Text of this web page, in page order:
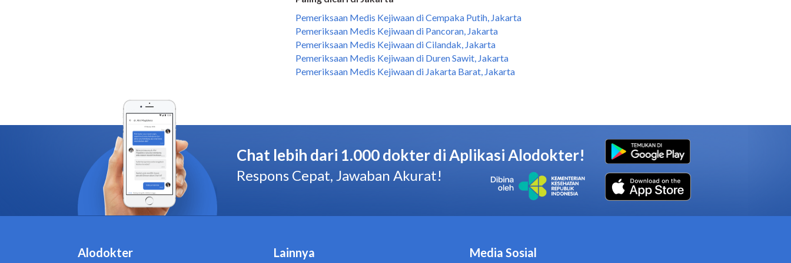
Pemeriksaan Medis Kejiwaan di Cempaka Putih, Jakarta
Pemeriksaan Medis Kejiwaan di Pancoran, Jakarta
Pemeriksaan Medis Kejiwaan di Cilandak, Jakarta
Pemeriksaan Medis Kejiwaan di Duren Sawit, Jakarta
Pemeriksaan Medis Kejiwaan di Jakarta Barat, Jakarta